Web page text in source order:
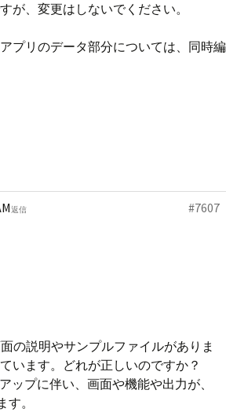
が、変更はしないでください。
プリのデータ部分については、同時編
#7607
返信
の説明やサンプルファイルがありま
います。どれが正しいのですか？
ップに伴い、画面や機能や出力が、
。